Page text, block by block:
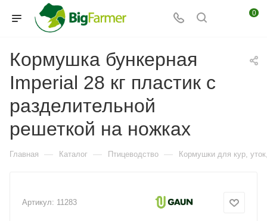
0
Кормушка бункерная
Imperial 28 кг пластик с
разделительной
решеткой на ножках
Главная — Каталог — Птицеводство — Кормушки для кур,
Артикул: 11283